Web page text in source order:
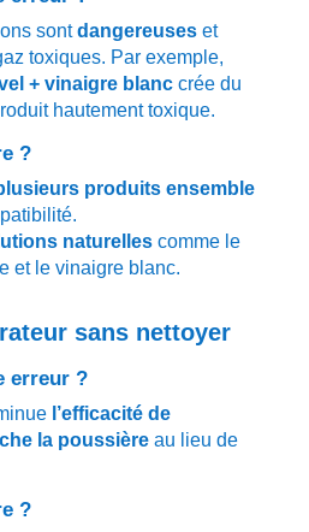
sontdangereuseset
toxiques. Par exemple,
+ vinaigre blanccrée du
hautement toxique.
?
produits ensemble
naturellescomme le
et le vinaigre blanc.
sans nettoyer
erreur ?
l’efficacité de
la poussièreau lieu de
?